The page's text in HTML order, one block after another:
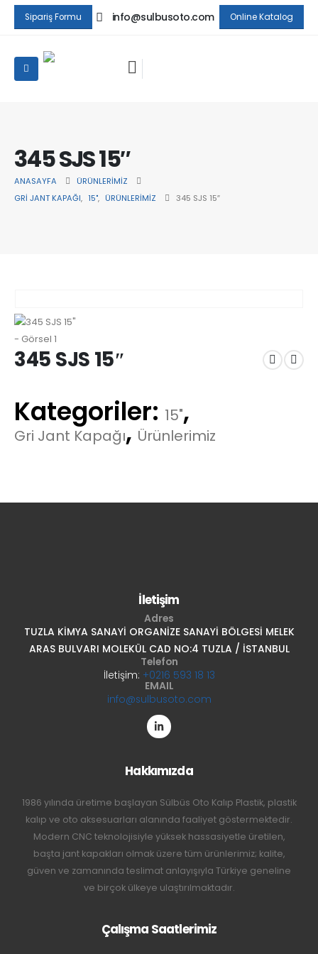
Sipariş Formu info@sulbusoto.com Online Katalog
345 SJS 15″
ANASAYFA
ÜRÜNLERIMIZ
GRI JANT KAPAĞI, 15", ÜRÜNLERIMIZ 345 SJS 15″
345 SJS 15″
Kategoriler: 15",
Gri Jant Kapağı,Ürünlerimiz
İletişim
Adres
TUZLA KİMYA SANAYİ ORGANİZE SANAYİ BÖLGESİ MELEK
ARAS BULVARI MOLEKÜL CAD NO:4 TUZLA / İSTANBUL
Telefon
İletişim: +0216 593 18 13
EMAIL
info@sulbusoto.com
Hakkımızda
1986 yılında üretime başlayan Sülbüs Oto Kalıp Plastik, plastik
kalıp ve oto aksesuarları alanında faaliyet göstermektedir.
Modern CNC teknolojisiyle yüksek hassasiyetle üretilen,
başta jant kapakları olmak üzere tüm ürünlerimiz; kalite,
güven ve zamanında teslimat anlayışıyla Türkiye geneline
ve birçok ülkeye ulaştırılmaktadır.
Çalışma Saatlerimiz